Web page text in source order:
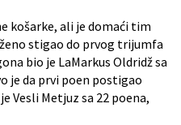
košarke, ali je domaći tim
stigao do prvog trijumfa
bio je LaMarkus Oldridž sa
je da prvi poen postigao
Vesli Metjuz sa 22 poena,